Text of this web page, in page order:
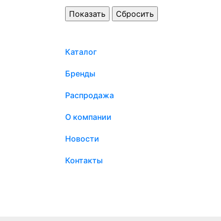
Каталог
Бренды
Распродажа
О компании
Новости
Контакты